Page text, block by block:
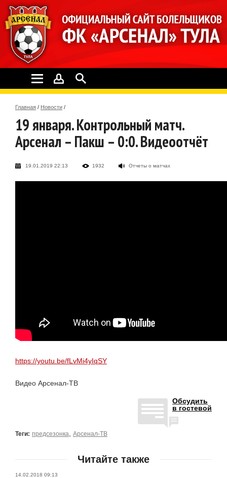
Главная / Новости /
19 января. Контрольный матч.
Арсенал – Пакш – 0:0. Видеоотчёт
19.01.2019 22:13 1932 Отчеты о матчах
https://youtu.be/fLvMi4yIqSY
Видео Арсенал-ТВ
Обсудить
в гостевой
Теги: предсезонка Арсенал-ТВ
Читайте также
14.02.2018 09:13